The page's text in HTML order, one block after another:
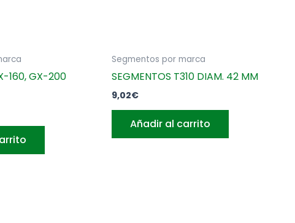
160, GX-200
Segmentos por marca
SEGMENTOS T310 DIAM. 42 MM
9,02€
Añadir al carrito